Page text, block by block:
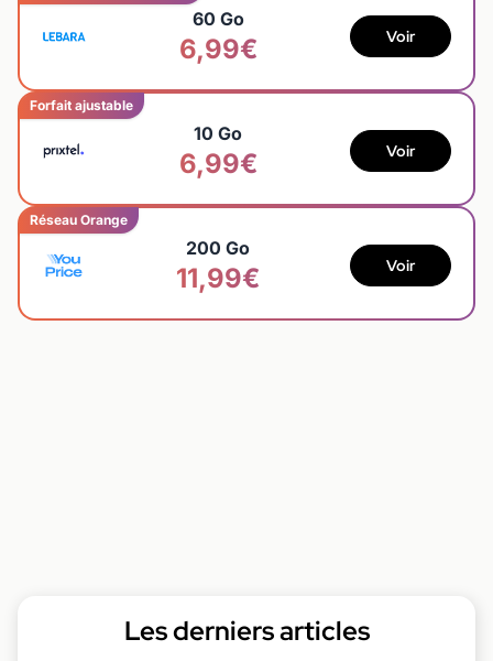
60 Go
6,99€ Voir
Forfait ajustable
10 Go
6,99€ Voir
Réseau Orange
200 Go
11,99€ Voir
Les derniers articles